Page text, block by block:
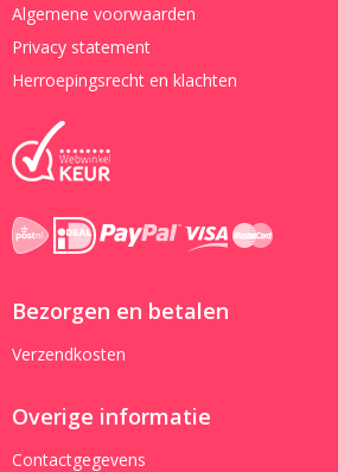
Algemene voorwaarden
Privacy statement
Herroepingsrecht en klachten
Bezorgen en betalen
Verzendkosten
Overige informatie
Contactgegevens